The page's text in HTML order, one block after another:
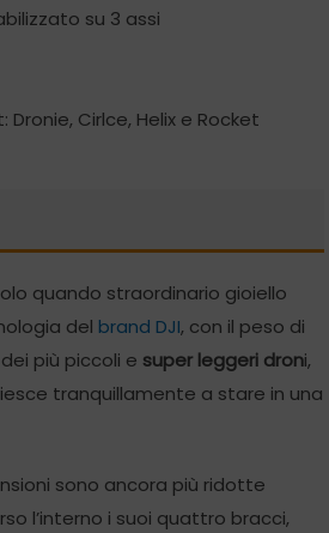
su 3 assi
Dronie, Cirlce, Helix e Rocket
quando straordinario gioiello
del brand DJI, con il peso di
più piccoli e super leggeri droni,
tranquillamente a stare in una
sono ancora più ridotte
l’interno i suoi quattro bracci,